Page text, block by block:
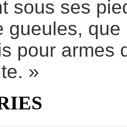
sous ses
gueules,
pour armes
»